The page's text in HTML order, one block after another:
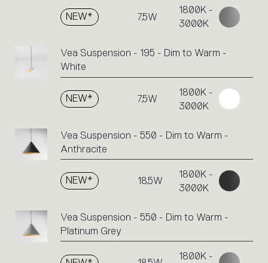
NEW* 7,5W
1800K -
3000K
Vea Suspension - 195 - Dim to Warm -
White
NEW* 7,5W
1800K -
3000K
Vea Suspension - 550 - Dim to Warm -
Anthracite
NEW* 18,5W
1800K -
3000K
Vea Suspension - 550 - Dim to Warm -
Platinum Grey
1800K -